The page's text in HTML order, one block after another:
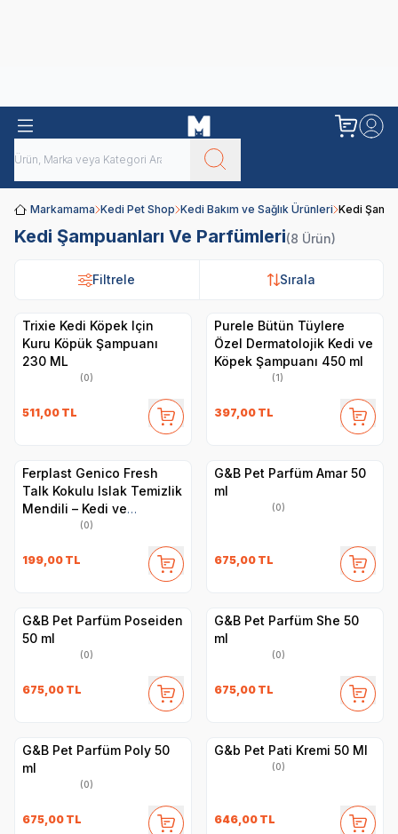
Markamama Kedi Pet Shop Kedi Bakım ve Sağlık Ürünleri Kedi
Kedi Şampuanları Ve Parfümleri(8 Ürün)
Filtrele Sırala
Filtrele Sırala
Trixie Kedi Köpek Için
Kuru Köpük Şampuanı
230 ML
(0)
511,00 TL
Purele Bütün Tüylere
Özel Dermatolojik Kedi ve
Köpek Şampuanı 450 ml
(1)
397,00 TL
Ferplast Genico Fresh
Talk Kokulu Islak Temizlik
Mendili – Kedi ve
Köpekler İçin, 40 Adet
(0)
199,00 TL
G&B Pet Parfüm Amar 50
ml
(0)
675,00 TL
G&B Pet Parfüm Poseiden
50 ml
(0)
675,00 TL
G&B Pet Parfüm She 50
ml
(0)
675,00 TL
G&B Pet Parfüm Poly 50
ml
(0)
675,00 TL
G&b Pet Pati Kremi 50 Ml
(0)
646,00 TL